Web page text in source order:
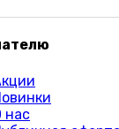
нас